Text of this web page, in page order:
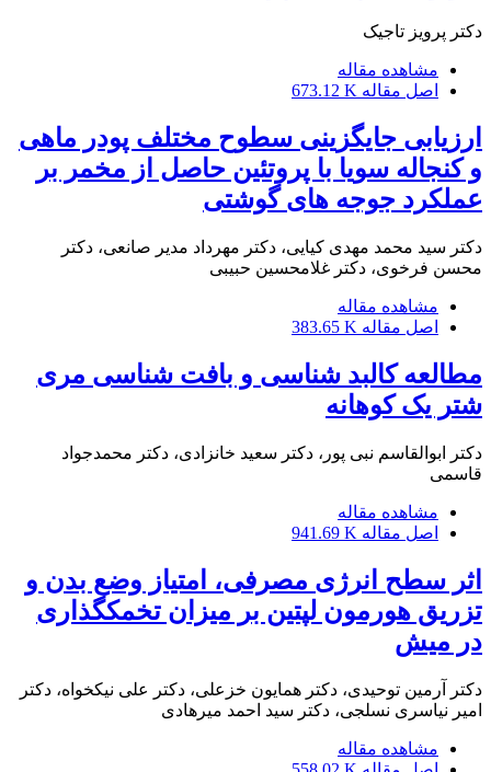
دکتر پرویز تاجیک
مشاهده مقاله
اصل مقاله 673.12 K
ارزیابی جایگزینی سطوح مختلف پودر ماهی
و کنجاله سویا با پروتئین حاصل از مخمر بر
عملکرد جوجه های گوشتی
دکتر سید محمد مهدی کیایی، دکتر مهرداد مدیر صانعی، دکتر
محسن فرخوی، دکتر غلامحسین حبیبی
مشاهده مقاله
اصل مقاله 383.65 K
مطالعه کالبد شناسی و بافت شناسی مری
شتر یک کوهانه
دکتر ابوالقاسم نبی پور، دکتر سعید خانزادی، دکتر محمدجواد
قاسمی
مشاهده مقاله
اصل مقاله 941.69 K
اثر سطح انرژی مصرفی، امتیاز وضع بدن و
تزریق هورمون لپتین بر میزان تخمکگذاری
در میش
دکتر آرمین توحیدی، دکتر همایون خزعلی، دکتر علی نیکخواه، دکتر
امیر نیاسری نسلجی، دکتر سید احمد میرهادی
مشاهده مقاله